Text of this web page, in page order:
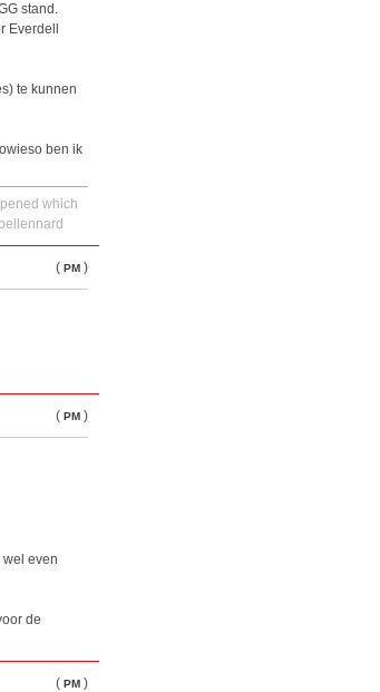
stand.
te kunnen
ben ik
which
( PM )
( PM )
wel even
de
( PM )